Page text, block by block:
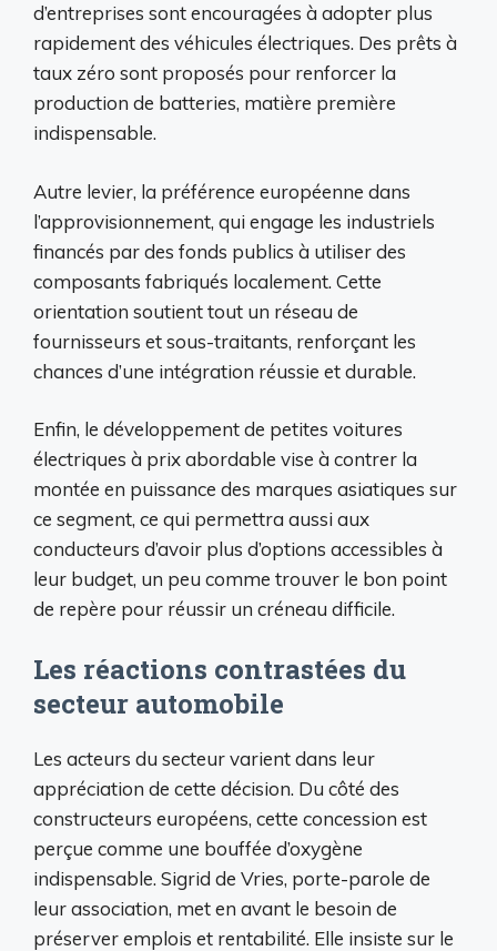
d’entreprises sont encouragées à adopter plus
rapidement des véhicules électriques. Des prêts à
taux zéro sont proposés pour renforcer la
production de batteries, matière première
indispensable.
Autre levier, la préférence européenne dans
l’approvisionnement, qui engage les industriels
financés par des fonds publics à utiliser des
composants fabriqués localement. Cette
orientation soutient tout un réseau de
fournisseurs et sous-traitants, renforçant les
chances d’une intégration réussie et durable.
Enfin, le développement de petites voitures
électriques à prix abordable vise à contrer la
montée en puissance des marques asiatiques sur
ce segment, ce qui permettra aussi aux
conducteurs d’avoir plus d’options accessibles à
leur budget, un peu comme trouver le bon point
de repère pour réussir un créneau difficile.
Les réactions contrastées du
secteur automobile
Les acteurs du secteur varient dans leur
appréciation de cette décision. Du côté des
constructeurs européens, cette concession est
perçue comme une bouffée d’oxygène
indispensable. Sigrid de Vries, porte-parole de
leur association, met en avant le besoin de
préserver emplois et rentabilité. Elle insiste sur le